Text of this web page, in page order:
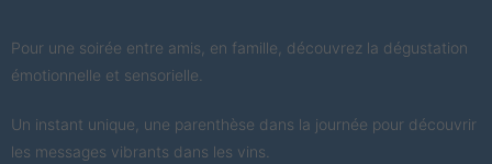
Pour une soirée entre amis, en famille, découvrez la dégustation
émotionnelle et sensorielle.
Un instant unique, une parenthèse dans la journée pour découvrir
les messages vibrants dans les vins.